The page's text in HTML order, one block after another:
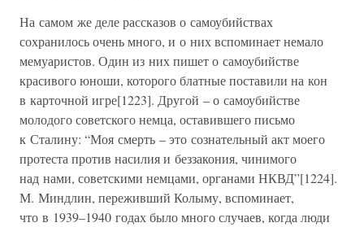
На самом же деле рассказов о самоубийствах
сохранилось очень много, и о них вспоминает немало
мемуаристов. Один из них пишет о самоубийстве
красивого юноши, которого блатные поставили на кон
в карточной игре[1223]. Другой – о самоубийстве
молодого советского немца, оставившего письмо
к Сталину: “Моя смерть – это сознательный акт моего
протеста против насилия и беззакония, чинимого
над нами, советскими немцами, органами НКВД”[1224].
М. Миндлин, переживший Колыму, вспоминает,
что в 1939–1940 годах было много случаев, когда люди